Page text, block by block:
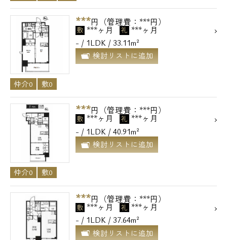
***円（管理費：***円）
敷 ***ヶ月 礼 ***ヶ月
- / 1LDK / 33.11m²
検討リストに追加
仲介0 敷0
***円（管理費：***円）
敷 ***ヶ月 礼 ***ヶ月
- / 1LDK / 40.91m²
検討リストに追加
仲介0 敷0
***円（管理費：***円）
敷 ***ヶ月 礼 ***ヶ月
- / 1LDK / 37.64m²
検討リストに追加